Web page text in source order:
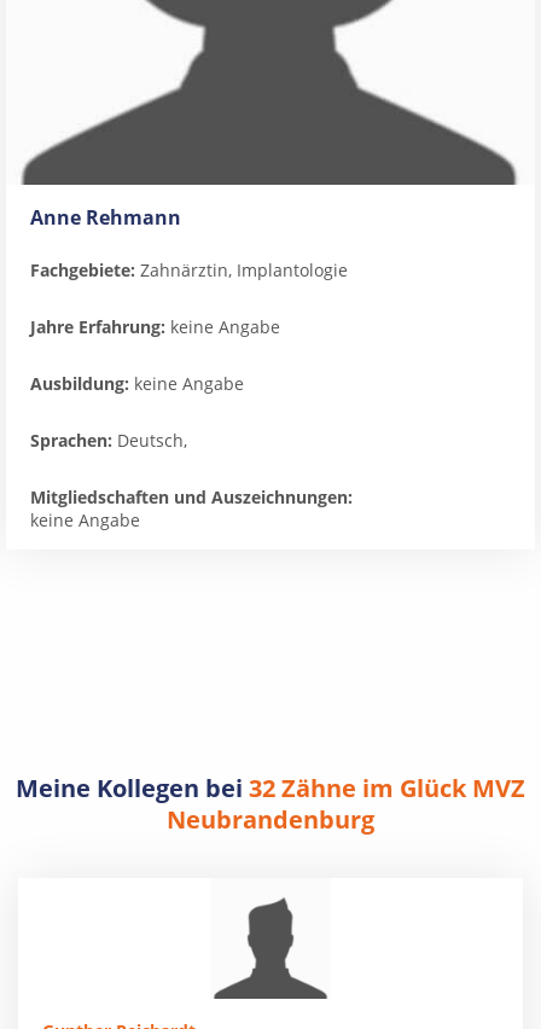
Anne Rehmann
Fachgebiete: Zahnärztin, Implantologie
Jahre Erfahrung: keine Angabe
Ausbildung: keine Angabe
Sprachen: Deutsch,
Mitgliedschaften und Auszeichnungen:
keine Angabe
Meine Kollegen bei 32 Zähne im Glück MVZ
Neubrandenburg